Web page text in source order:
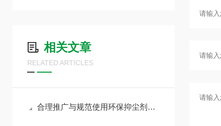
相关文章
RELATED ARTICLES
合理推广与规范使用环保抑尘剂助力各行业扬尘达标治理